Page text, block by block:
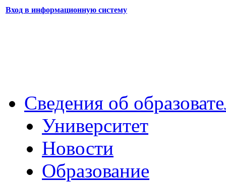
Вход в информационную систему
Сведения об
Университет
Новости
Образование